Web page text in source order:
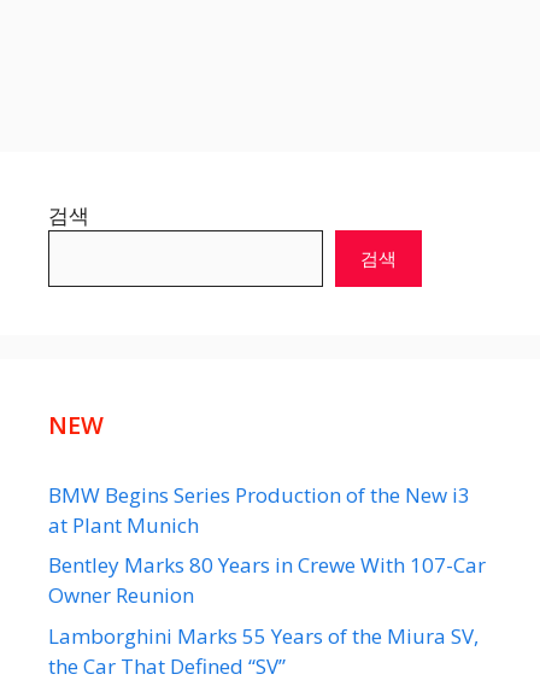
검색
검색
NEW
BMW Begins Series Production of the New i3
at Plant Munich
Bentley Marks 80 Years in Crewe With 107-Car
Owner Reunion
Lamborghini Marks 55 Years of the Miura SV,
the Car That Defined “SV”